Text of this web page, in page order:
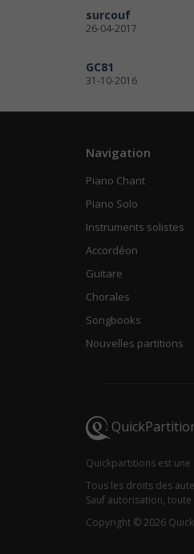
surcouf
26-04-2017
GC81
31-10-2016
Navigation
Piano Chant
Piano Solo
Instruments solistes
Accordéon
Guitare
Chorales
Songbooks
Nouvelles partitions
Quickpartitions est
Tous les droits des
Sauf autorisation,
Copyright © 2026